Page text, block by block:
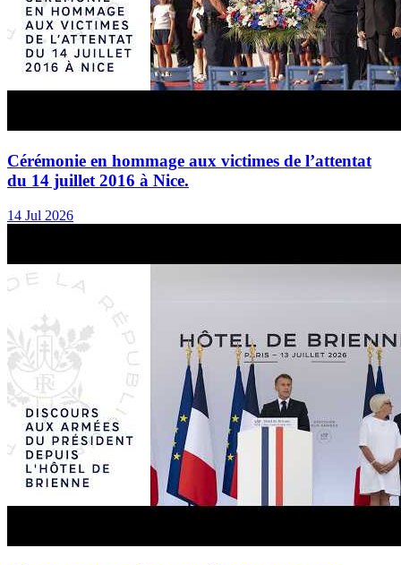
Cérémonie en hommage aux victimes de l’attentat
du 14 juillet 2016 à Nice.
14 Jul 2026